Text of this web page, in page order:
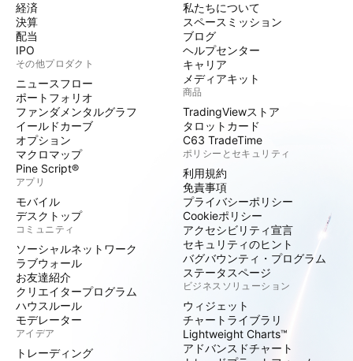
経済
決算
配当
IPO
その他プロダクト
ニュースフロー
ポートフォリオ
ファンダメンタルグラフ
イールドカーブ
オプション
マクロマップ
Pine Script®
アプリ
モバイル
デスクトップ
コミュニティ
ソーシャルネットワーク
ラブウォール
お友達紹介
クリエイタープログラム
ハウスルール
モデレーター
アイデア
トレーディング
私たちについて
スペースミッション
ブログ
ヘルプセンター
キャリア
メディアキット
商品
TradingViewストア
タロットカード
C63 TradeTime
ポリシーとセキュリティ
利用規約
免責事項
プライバシーポリシー
Cookieポリシー
アクセシビリティ宣言
セキュリティのヒント
バグバウンティ・プログラム
ステータスページ
ビジネスソリューション
ウィジェット
チャートライブラリ
Lightweight Charts™
アドバンスドチャート